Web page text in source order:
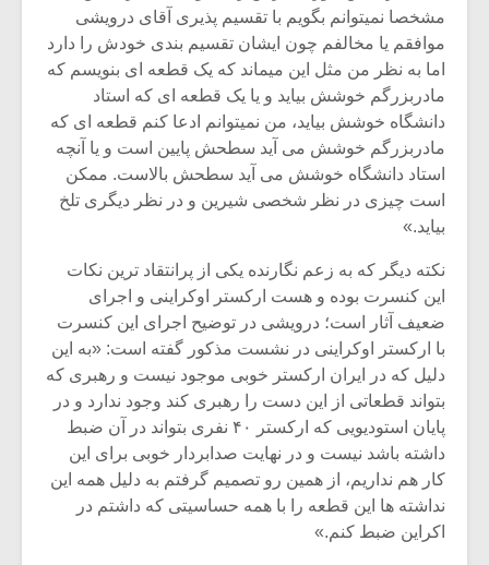
مشخصا نمیتوانم بگویم با تقسیم پذیری آقای درویشی
موافقم یا مخالفم چون ایشان تقسیم بندی خودش را دارد
اما به نظر من مثل این میماند که یک قطعه ای بنویسم که
مادربزرگم خوشش بیاید و یا یک قطعه ای که استاد
دانشگاه خوشش بیاید، من نمیتوانم ادعا کنم قطعه ای که
مادربزرگم خوشش می آید سطحش پایین است و یا آنچه
استاد دانشگاه خوشش می آید سطحش بالاست. ممکن
است چیزی در نظر شخصی شیرین و در نظر دیگری تلخ
بیاید.»
نکته دیگر که به زعم نگارنده یکی از پرانتقاد ترین نکات
این کنسرت بوده و هست ارکستر اوکراینی و اجرای
ضعیف آثار است؛ درویشی در توضیح اجرای این کنسرت
با ارکستر اوکراینی در نشست مذکور گفته است: «به این
دلیل که در ایران ارکستر خوبی موجود نیست و رهبری که
بتواند قطعاتی از این دست را رهبری کند وجود ندارد و در
پایان استودیویی که ارکستر ۴۰ نفری بتواند در آن ضبط
داشته باشد نیست و در نهایت صدابردار خوبی برای این
کار هم نداریم، از همین رو تصمیم گرفتم به دلیل همه این
نداشته ها این قطعه را با همه حساسیتی که داشتم در
اکراین ضبط کنم.»